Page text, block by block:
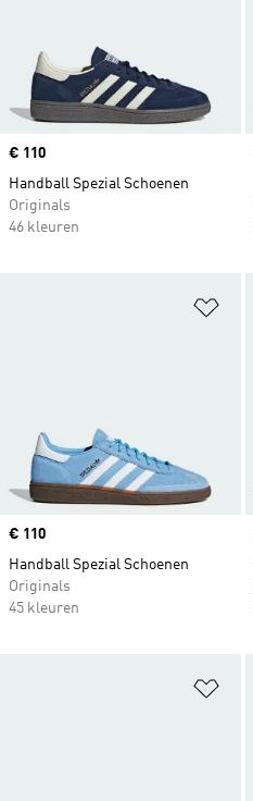
Price
€ 110
Handball Spezial Schoenen
Originals
46 kleuren
Price
€ 110
Handball Spezial Schoenen
Originals
45 kleuren